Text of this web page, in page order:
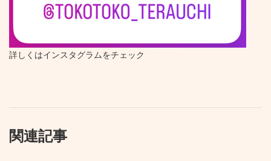
詳しくはインスタグラムをチェック
関連記事